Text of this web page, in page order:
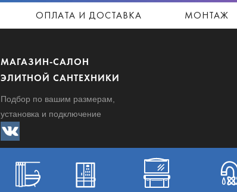
ОПЛАТА И ДОСТАВКА МОНТАЖ
МАГАЗИН-САЛОН
ЭЛИТНОЙ САНТЕХНИКИ
Подбор по вашим размерам,
установка и подключение